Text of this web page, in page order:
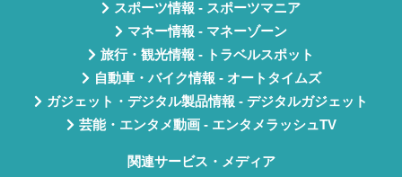
スポーツ情報 - スポーツマニア
マネー情報 - マネーゾーン
旅行・観光情報 - トラベルスポット
自動車・バイク情報 - オートタイムズ
ガジェット・デジタル製品情報 - デジタルガジェット
芸能・エンタメ動画 - エンタメラッシュTV
関連サービス・メディア